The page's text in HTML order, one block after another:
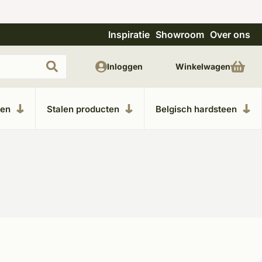
Uitgebreide showroom in Kesteren Unieke
Inspiratie Showroom Over ons
Stalen producten Belgisch hardsteen
Inloggen Winkelwagen